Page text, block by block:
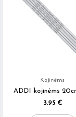
Kojinėms
ADDI kojinėms
3.95 €